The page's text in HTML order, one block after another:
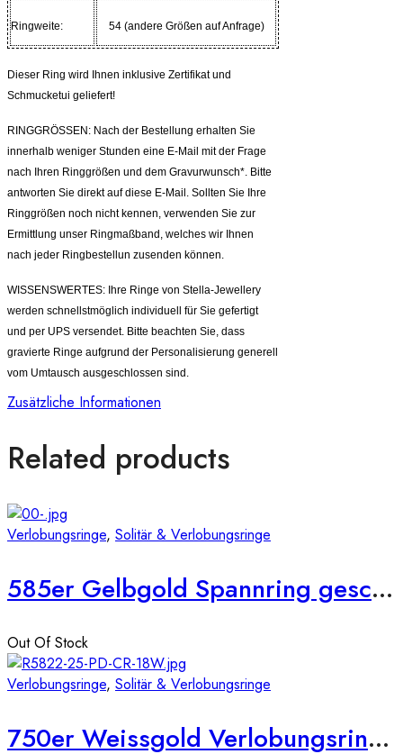
Ringweite: 54 (andere Größen auf Anfrage)
Dieser Ring wird Ihnen inklusive Zertifikat und
Schmucketui geliefert!
RINGGRÖSSEN: Nach der Bestellung erhalten Sie
innerhalb weniger Stunden eine E-Mail mit der Frage
nach Ihren Ringgrößen und dem Gravurwunsch*. Bitte
antworten Sie direkt auf diese E-Mail. Sollten Sie Ihre
Ringgrößen noch nicht kennen, verwenden Sie zur
Ermittlung unser Ringmaßband, welches wir Ihnen
nach jeder Ringbestellun zusenden können.
WISSENSWERTES: Ihre Ringe von Stella-Jewellery
werden schnellstmöglich individuell für Sie gefertigt
und per UPS versendet. Bitte beachten Sie, dass
gravierte Ringe aufgrund der Personalisierung generell
vom Umtausch ausgeschlossen sind.
Zusätzliche Informationen
Related products
Verlobungsringe, Solitär & Verlobungsringe
585er Gelbgold Spannring geschwungen mit Diamant 0,15 ct.
Out Of Stock
Verlobungsringe, Solitär & Verlobungsringe
750er Weissgold Verlobungsring mit 0,55ct, Princess Cut & Brillantkranz, Size 54